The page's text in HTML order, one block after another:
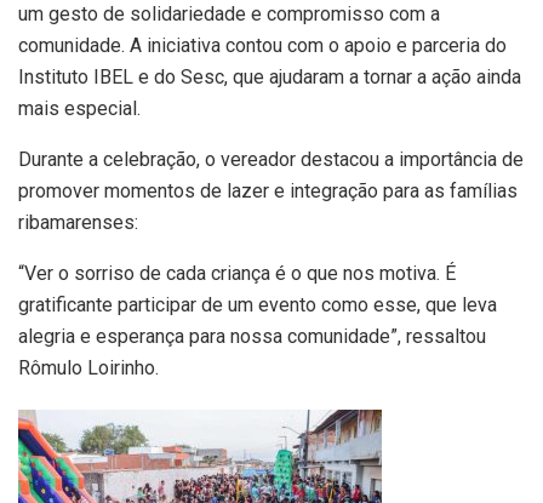
um gesto de solidariedade e compromisso com a
comunidade. A iniciativa contou com o apoio e parceria do
Instituto IBEL e do Sesc, que ajudaram a tornar a ação ainda
mais especial.
Durante a celebração, o vereador destacou a importância de
promover momentos de lazer e integração para as famílias
ribamarenses:
“Ver o sorriso de cada criança é o que nos motiva. É
gratificante participar de um evento como esse, que leva
alegria e esperança para nossa comunidade”, ressaltou
Rômulo Loirinho.